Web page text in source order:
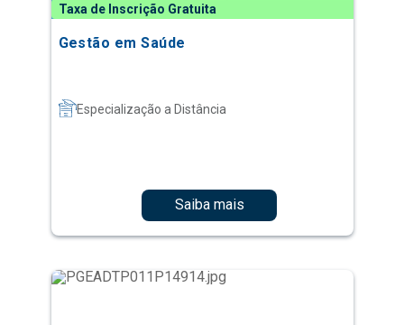
Taxa de Inscrição Gratuita
Gestão em Saúde
Especialização a Distância
Saiba mais